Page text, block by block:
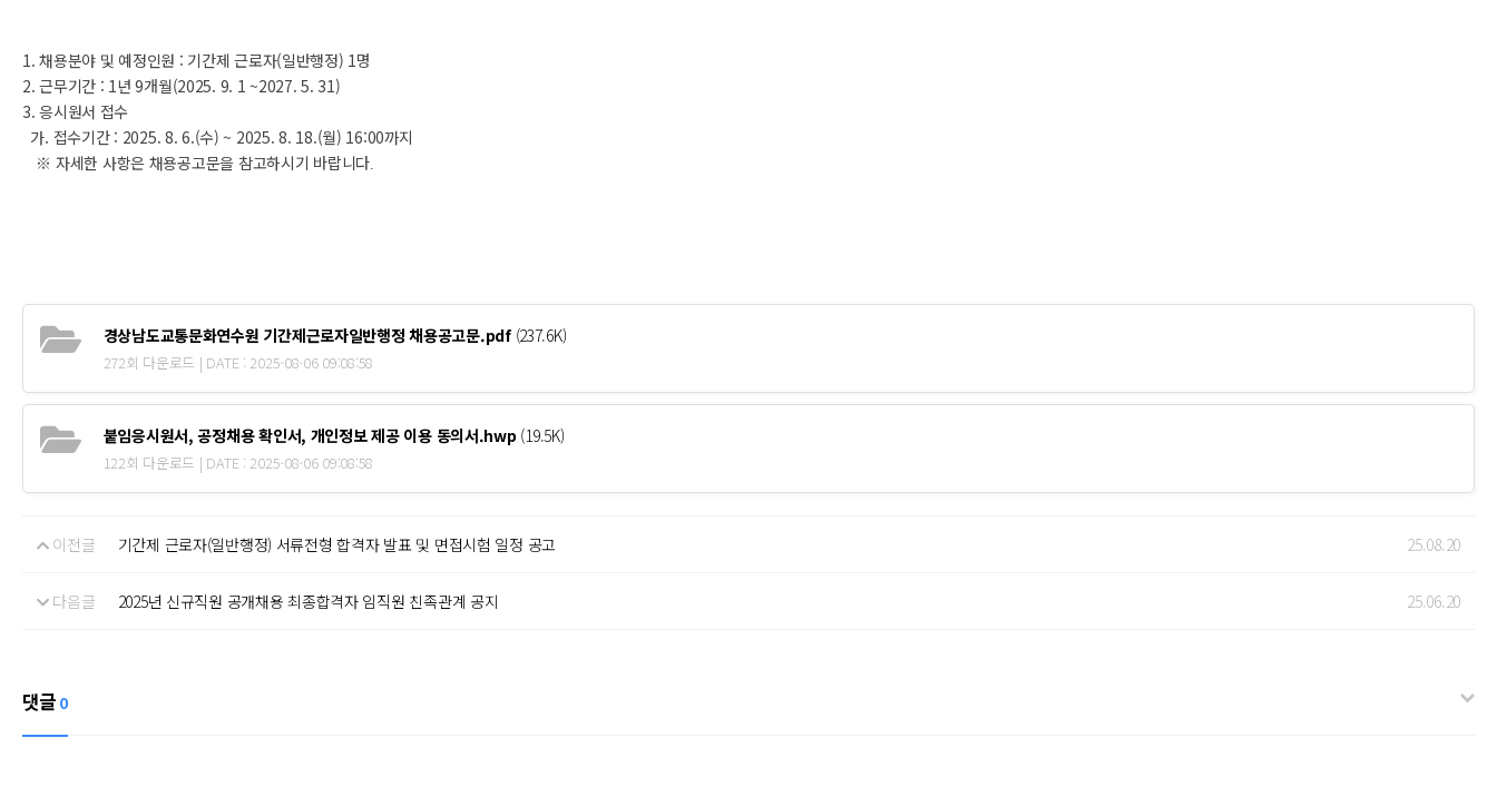
1. 채용분야 및 예정인원 : 기간제 근로자(일반행정) 1명
2. 근무기간 : 1년 9개월(2025. 9. 1 ~2027. 5. 31)
3. 응시원서 접수
가. 접수기간 : 2025. 8. 6.(수) ~ 2025. 8. 18.(월) 16:00까지
※ 자세한 사항은 채용공고문을 참고하시기 바랍니다.
경상남도교통문화연수원 기간제근로자일반행정 채용공고문.pdf(237.6K)
272회 다운로드 | DATE : 2025-08-06 09:08:58
붙임응시원서, 공정채용 확인서, 개인정보 제공 이용 동의서.hwp (19.5K)
122회 다운로드 | DATE : 2025-08-06 09:08:58
이전글 기간제 근로자(일반행정) 서류전형 합격자 발표 및 면접시험 일정 공고 25.08.20
다음글 2025년 신규직원 공개채용 최종합격자 임직원 친족관계 공지 25.06.20
댓글 0